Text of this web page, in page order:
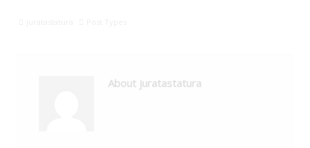
About juratastatura